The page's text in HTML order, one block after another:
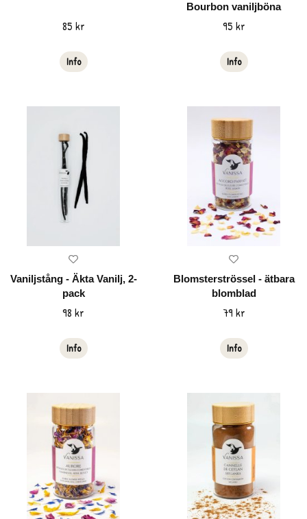
85 kr
Info
Bourbon vaniljböna
95 kr
Info
Vaniljstång - Äkta Vanilj, 2-
pack
98 kr
Info
Blomsterströssel - ätbara
blomblad
79 kr
Info